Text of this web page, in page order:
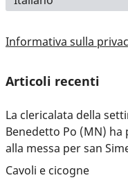
Informativa sulla
Articoli recenti
La clericalata della
Benedetto Po (MN)
alla messa per san
Cavoli e cicogne